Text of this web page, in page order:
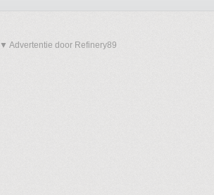
▼ Advertentie door Refinery89